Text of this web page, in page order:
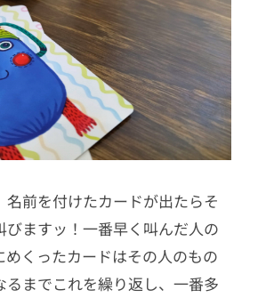
名前を付けたカードが出たらそ
びますッ！一番早く叫んだ人の
めくったカードはその人のもの
るまでこれを繰り返し、一番多